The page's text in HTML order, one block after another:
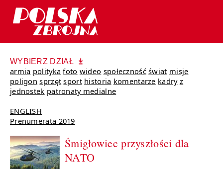
WYBIERZ DZIAŁ
armia polityka foto wideo społeczność świat misje
poligon sprzęt sport historia komentarze kadry z
jednostek patronaty medialne
ENGLISH
Prenumerata 2019
Śmigłowiec przyszłości dla
NATO